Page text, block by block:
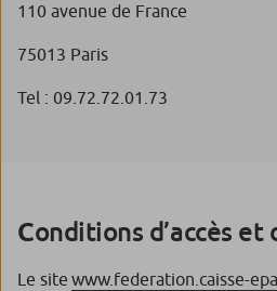
110 avenue de France
75013 Paris
Tel : 09.72.72.01.73
Conditions d’accès et
Le site www.federation.caisse-